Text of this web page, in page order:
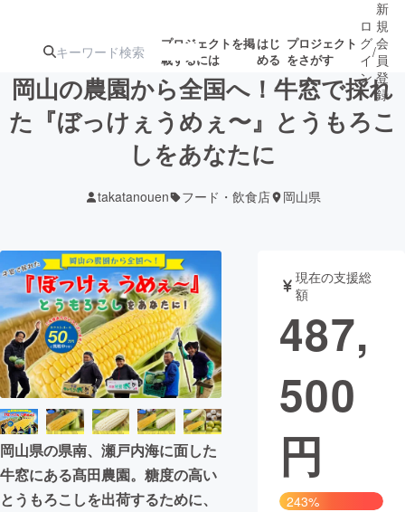
プロジェクトを掲
載するには
はじ
める
プロジェクト
をさがす
注目の新着プロ
ジェクト
募集終了が近いプ
テクノロジー・ガジェット
映像・映画 書籍・雑誌
ビジネス・起業 チャレンジ
まちづくり・地域活性化
CAMPFIRE for Social Good
CAMPFIRE Creation
ロ
グ
イ
ン
/
新
規
会
員
登
録
岡山の農園から全国へ！牛窓で採れ
た『ぼっけぇうめぇ〜』とうもろこ
しをあなたに
takatanouen フード・飲食店 岡山県
岡山県の県南、瀬戸内海に面した
牛窓にある髙田農園。糖度の高い
とうもろこしを出荷するために、
現在の支援総
額
487,
500
円
243%